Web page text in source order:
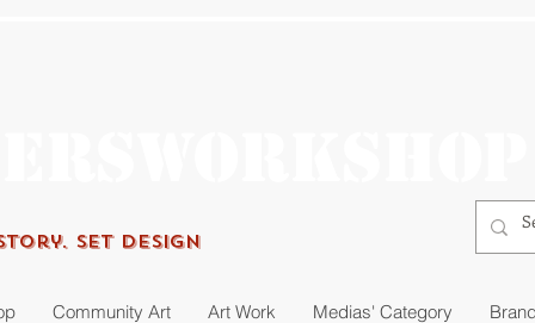
Set Design
Community Art Art Work Medias' Category